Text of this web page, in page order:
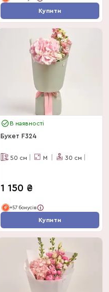
Купити
В наявності
Букет F324
50 см M 30 см
1 150 ₴
+57 бонусів
Купити